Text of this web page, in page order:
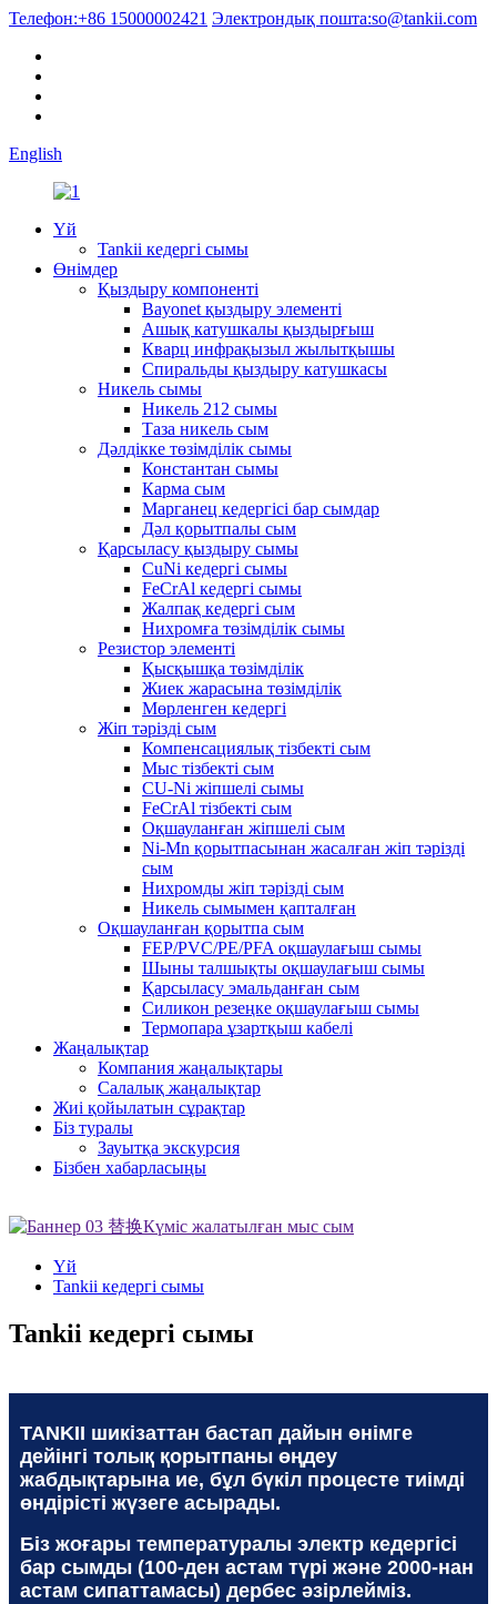
Телефон:+86 15000002421 Электрондық пошта:so@tankii.com
English
Үй
Tankii кедергі сымы
Өнімдер
Қыздыру компоненті
Bayonet қыздыру элементі
Ашық катушкалы қыздырғыш
Кварц инфрақызыл жылытқышы
Спиральды қыздыру катушкасы
Никель сымы
Никель 212 сымы
Таза никель сым
Дәлдікке төзімділік сымы
Константан сымы
Карма сым
Марганец кедергісі бар сымдар
Дәл қорытпалы сым
Қарсыласу қыздыру сымы
CuNi кедергі сымы
FeCrAl кедергі сымы
Жалпақ кедергі сым
Нихромға төзімділік сымы
Резистор элементі
Қысқышқа төзімділік
Жиек жарасына төзімділік
Мөрленген кедергі
Жіп тәрізді сым
Компенсациялық тізбекті сым
Мыс тізбекті сым
CU-Ni жіпшелі сымы
FeCrAl тізбекті сым
Оқшауланған жіпшелі сым
Ni-Mn қорытпасынан жасалған жіп тәрізді
сым
Нихромды жіп тәрізді сым
Никель сымымен қапталған
Оқшауланған қорытпа сым
FEP/PVC/PE/PFA оқшаулағыш сымы
Шыны талшықты оқшаулағыш сымы
Қарсыласу эмальданған сым
Силикон резеңке оқшаулағыш сымы
Термопара ұзартқыш кабелі
Жаңалықтар
Компания жаңалықтары
Салалық жаңалықтар
Жиі қойылатын сұрақтар
Біз туралы
Зауытқа экскурсия
Бізбен хабарласыңы
Үй
Tankii кедергі сымы
Tankii кедергі сымы
TANKII шикізаттан бастап дайын өнімге
дейінгі толық қорытпаны өңдеу
жабдықтарына ие, бұл бүкіл процесте тиімді
өндірісті жүзеге асырады.
Біз жоғары температуралы электр кедергісі
бар сымды (100-ден астам түрі және 2000-нан
астам сипаттамасы) дербес әзірлейміз.